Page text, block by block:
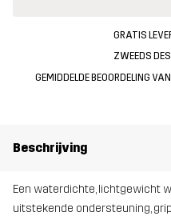
GRATIS
ZWEEDS
GEMIDDELDE BEOORDELING
Beschrijving
Een waterdichte, lichtgewicht
uitstekende ondersteuning,